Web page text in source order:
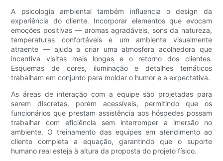
A psicologia ambiental também influencia o design da
experiência do cliente. Incorporar elementos que evocam
emoções positivas — aromas agradáveis, sons da natureza,
temperaturas confortáveis ​​e um ambiente visualmente
atraente — ajuda a criar uma atmosfera acolhedora que
incentiva visitas mais longas e o retorno dos clientes.
Esquemas de cores, iluminação e detalhes temáticos
trabalham em conjunto para moldar o humor e a expectativa.
As áreas de interação com a equipe são projetadas para
serem discretas, porém acessíveis, permitindo que os
funcionários que prestam assistência aos hóspedes possam
trabalhar com eficiência sem interromper a imersão no
ambiente. O treinamento das equipes em atendimento ao
cliente completa a equação, garantindo que o suporte
humano real esteja à altura da proposta do projeto físico.